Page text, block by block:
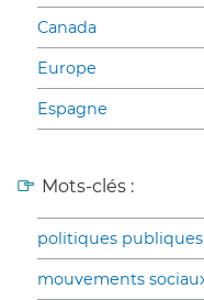
Canada
Europe
Espagne
Mots-clés :
politiques publiques
mouvements